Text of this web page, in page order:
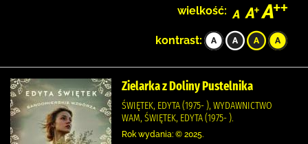
wielkość:
kontrast:
Zielarka z Doliny Pustelnika
ŚWIĘTEK, EDYTA (1975- ), WYDAWNICTWO
WAM, ŚWIĘTEK, EDYTA (1975- ).
Rok wydania: © 2025.